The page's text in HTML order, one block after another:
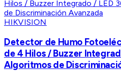
HIKVISION
Detector de Humo
de 4 Hilos / Buzzer
Algoritmos de